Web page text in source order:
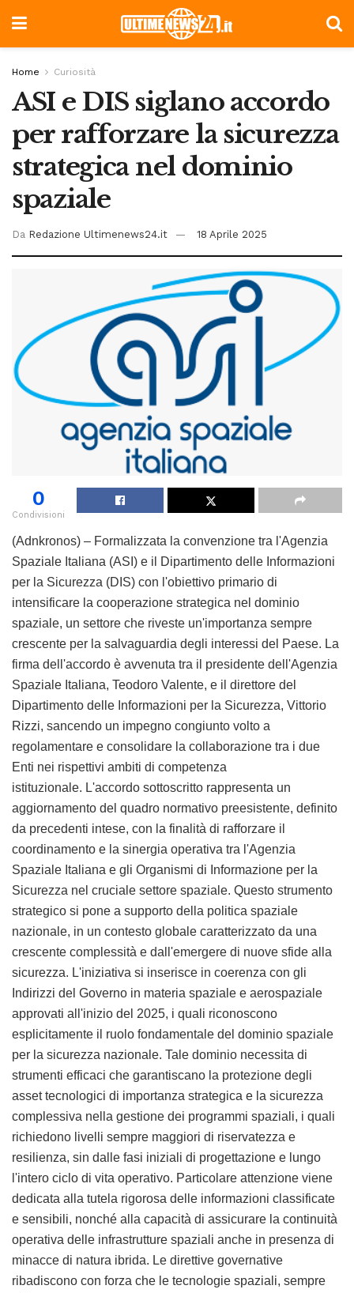
Home Curiosità
ASI e DIS siglano accordo
per rafforzare la sicurezza
strategica nel dominio
spaziale
Da Redazione Ultimenews24.it 18 Aprile 2025
0
Condivisioni
(Adnkronos) – Formalizzata la convenzione tra l'Agenzia
Spaziale Italiana (ASI) e il Dipartimento delle Informazioni
per la Sicurezza (DIS) con l'obiettivo primario di
intensificare la cooperazione strategica nel dominio
spaziale, un settore che riveste un'importanza sempre
crescente per la salvaguardia degli interessi del Paese. La
firma dell'accordo è avvenuta tra il presidente dell'Agenzia
Spaziale Italiana, Teodoro Valente, e il direttore del
Dipartimento delle Informazioni per la Sicurezza, Vittorio
Rizzi, sancendo un impegno congiunto volto a
regolamentare e consolidare la collaborazione tra i due
Enti nei rispettivi ambiti di competenza
istituzionale. L'accordo sottoscritto rappresenta un
aggiornamento del quadro normativo preesistente, definito
da precedenti intese, con la finalità di rafforzare il
coordinamento e la sinergia operativa tra l'Agenzia
Spaziale Italiana e gli Organismi di Informazione per la
Sicurezza nel cruciale settore spaziale. Questo strumento
strategico si pone a supporto della politica spaziale
nazionale, in un contesto globale caratterizzato da una
crescente complessità e dall'emergere di nuove sfide alla
sicurezza. L'iniziativa si inserisce in coerenza con gli
Indirizzi del Governo in materia spaziale e aerospaziale
approvati all'inizio del 2025, i quali riconoscono
esplicitamente il ruolo fondamentale del dominio spaziale
per la sicurezza nazionale. Tale dominio necessita di
strumenti efficaci che garantiscano la protezione degli
asset tecnologici di importanza strategica e la sicurezza
complessiva nella gestione dei programmi spaziali, i quali
richiedono livelli sempre maggiori di riservatezza e
resilienza, sin dalle fasi iniziali di progettazione e lungo
l'intero ciclo di vita operativo. Particolare attenzione viene
dedicata alla tutela rigorosa delle informazioni classificate
e sensibili, nonché alla capacità di assicurare la continuità
operativa delle infrastrutture spaziali anche in presenza di
minacce di natura ibrida. Le direttive governative
ribadiscono con forza che le tecnologie spaziali, sempre